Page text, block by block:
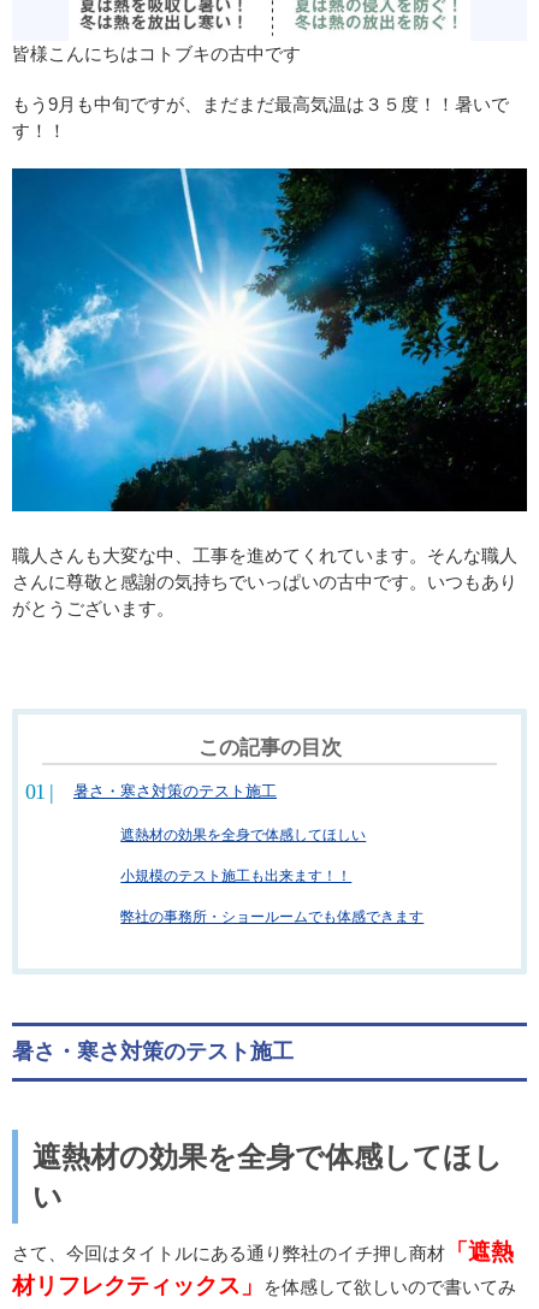
皆様こんにちはコトブキの古中です
もう9月も中旬ですが、まだまだ最高気温は３５度！！暑いで
す！！
職人さんも大変な中、工事を進めてくれています。そんな職人
さんに尊敬と感謝の気持ちでいっぱいの古中です。いつもあり
がとうございます。
この記事の目次
暑さ・寒さ対策のテスト施工
遮熱材の効果を全身で体感してほしい
小規模のテスト施工も出来ます！！
弊社の事務所・ショールームでも体感できます
暑さ・寒さ対策のテスト施工
遮熱材の効果を全身で体感してほし
い
さて、今回はタイトルにある通り弊社のイチ押し商材
「遮熱
材リフレクティックス」
を体感して欲しいので書いてみ